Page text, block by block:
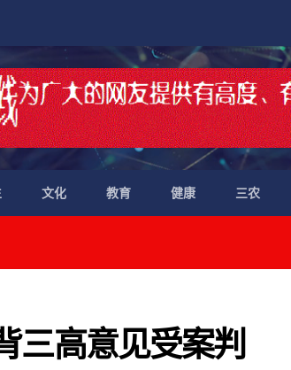
文化 教育 健康 三农
三高意见受案判